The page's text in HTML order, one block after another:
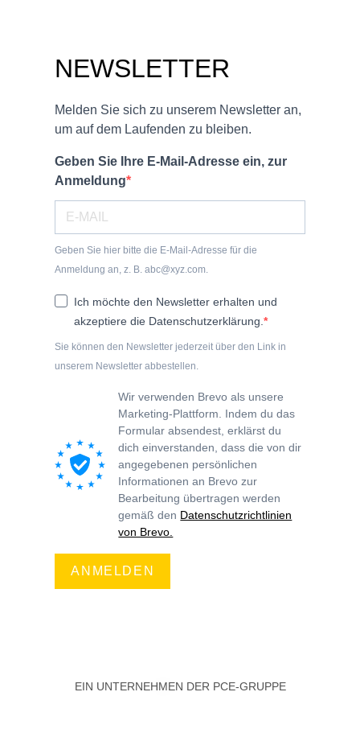
NEWSLETTER
Melden Sie sich zu unserem Newsletter an,
um auf dem Laufenden zu bleiben.
Geben Sie Ihre E-Mail-Adresse ein, zur
Anmeldung
Geben Sie hier bitte die E-Mail-Adresse für die
Anmeldung an, z. B. abc@xyz.com.
Ich möchte den Newsletter erhalten und
akzeptiere die Datenschutzerklärung.
Sie können den Newsletter jederzeit über den Link in
unserem Newsletter abbestellen.
Wir verwenden Brevo als unsere
Marketing-Plattform. Indem du das
Formular absendest, erklärst du
dich einverstanden, dass die von dir
angegebenen persönlichen
Informationen an Brevo zur
Bearbeitung übertragen werden
gemäß den Datenschutzrichtlinien
von Brevo.
ANMELDEN
EIN UNTERNEHMEN DER PCE-GRUPPE